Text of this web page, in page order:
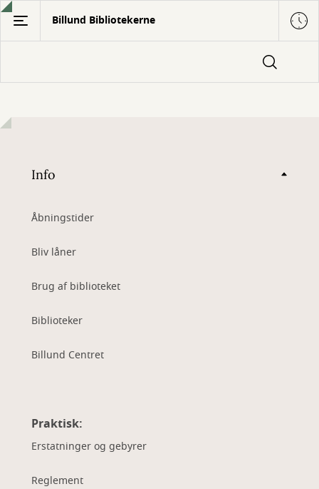
Gå
hovedindhold
Billund Bibliotekerne
Info
Åbningstider
Bliv låner
Brug af biblioteket
Biblioteker
Billund Centret
Praktisk:
Erstatninger og gebyrer
Reglement